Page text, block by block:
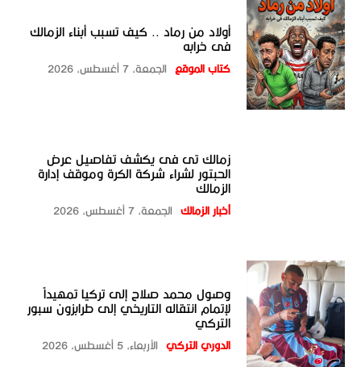
أولاد من رماد .. كيف تسبب أبناء الزمالك
فى خرابه
كتاب الموقع الجمعة، 7 أغسطس، 2026
زمالك تى فى يكشف تفاصيل عرض
الحبتور لشراء شركة الكرة وموقف إدارة
الزمالك
أخبار الزمالك الجمعة، 7 أغسطس، 2026
وصول محمد صلاح إلى تركيا تمهيداً
لإتمام انتقاله التاريخي إلى طرابزون سبور
التركي
الدوري التركي الأربعاء، 5 أغسطس، 2026